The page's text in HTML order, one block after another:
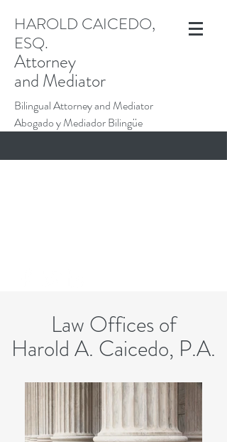
HAROLD CAICEDO,
ESQ.
Attorney
and Mediator
Bilingual Attorney and Mediator
Abogado y Mediador Bilingüe
Law Offices of
Harold A. Caicedo, P.A.